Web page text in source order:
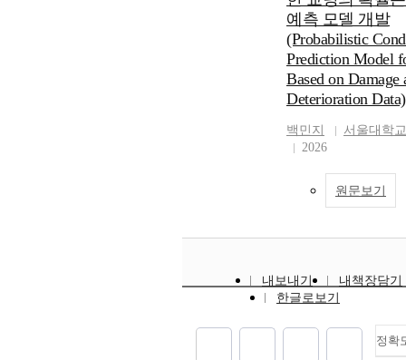
예측 모델 개발
(Probabilistic
Prediction Model
Based on Damage
Deterioration Data)
백민지
서울대학
2026
원문보기
내보내기
내책장담기
한글로보기
정확